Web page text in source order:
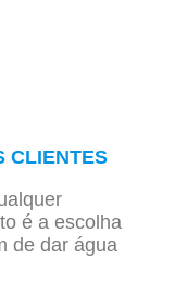
CLIENTES
é a escolha
de dar água